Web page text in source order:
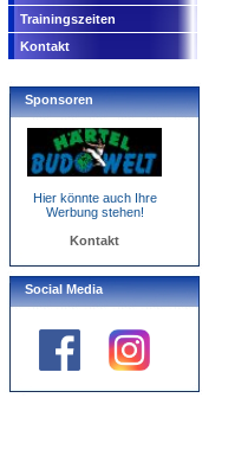
Trainingszeiten
Kontakt
Sponsoren
Hier könnte auch Ihre
Werbung stehen!
Kontakt
Social Media